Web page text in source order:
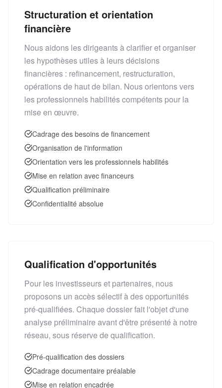
Structuration et orientation
financière
Nous aidons les dirigeants à clarifier et organiser
les hypothèses utiles à leurs décisions
financières : refinancement, restructuration,
opérations de haut de bilan. Nous orientons vers
les professionnels habilités compétents pour la
mise en œuvre.
Cadrage des besoins de financement
Organisation de l'information
Orientation vers les professionnels habilités
Mise en relation avec financeurs
Qualification préliminaire
Confidentialité absolue
Qualification d'opportunités
Pour les investisseurs et partenaires, nous
proposons un accès sélectif à des opportunités
pré-qualifiées. Chaque dossier fait l'objet d'une
analyse préliminaire avant d'être présenté à notre
réseau, sous réserve de qualification.
Pré-qualification des dossiers
Cadrage documentaire préalable
Mise en relation encadrée